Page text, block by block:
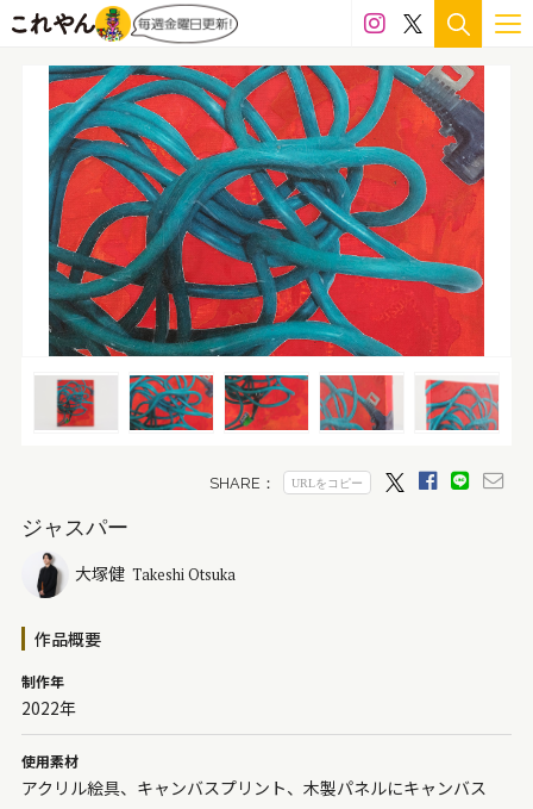
ジャスパー
大塚健 Takeshi Otsuka
作品概要
制作年
2022年
使用素材
アクリル絵具、キャンバスプリント、木製パネルにキャンバス